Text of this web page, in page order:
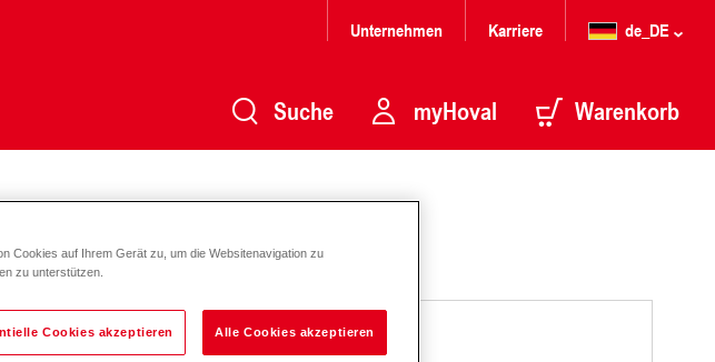
Unternehmen Karriere de_DE
Suche myHoval Warenkorb
1550)
Cookies auf Ihrem Gerät zu, um die Websitenavigation zu
zu unterstützen.
Cookies akzeptieren Alle Cookies akzeptieren